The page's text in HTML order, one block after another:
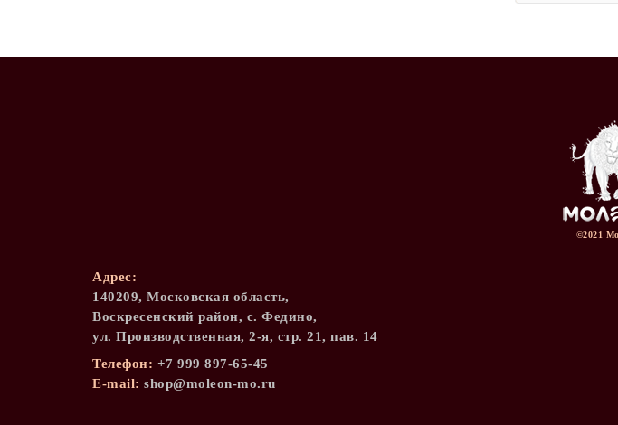
©2021
Адрес:
140209, Московская область,
Воскресенский район, с. Федино,
ул. Производственная, 2-я, стр. 21, пав. 14
Телефон: +7 999 897-65-45
Е-mail: shop@moleon-mo.ru